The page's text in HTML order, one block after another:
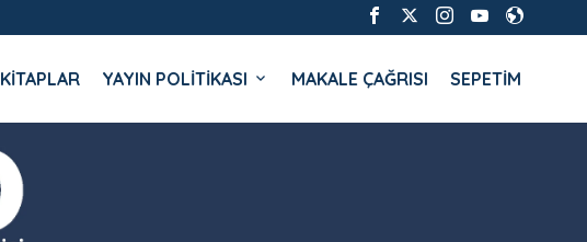
KİTAPLAR YAYIN POLİTİKASI MAKALE ÇAĞRISI SEPETİM